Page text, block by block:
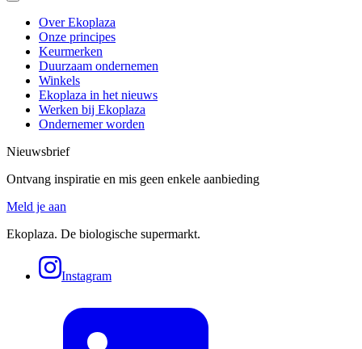
Over Ekoplaza
Onze principes
Keurmerken
Duurzaam ondernemen
Winkels
Ekoplaza in het nieuws
Werken bij Ekoplaza
Ondernemer worden
Nieuwsbrief
Ontvang inspiratie en mis geen enkele aanbieding
Meld je aan
Ekoplaza. De biologische supermarkt.
Instagram